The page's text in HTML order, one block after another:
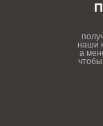
наши
а